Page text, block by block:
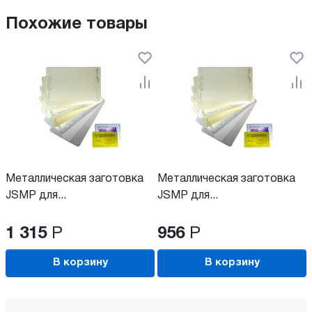
Похожие товары
Металлическая заготовка
JSMP для...
1 315 Р
В корзину
Металлическая заготовка
JSMP для...
956 Р
В корзину